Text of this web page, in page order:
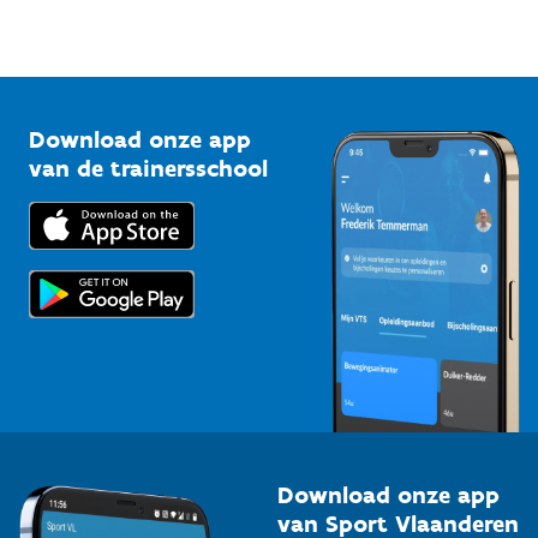
Bedrijven
Trainers en begeleiders
Topsporters
Vlaamse Trainersschool
Kennisplatform
Downloads
Voor de pers
Download onze app
van de trainersschool
Download onze app
van Sport Vlaanderen